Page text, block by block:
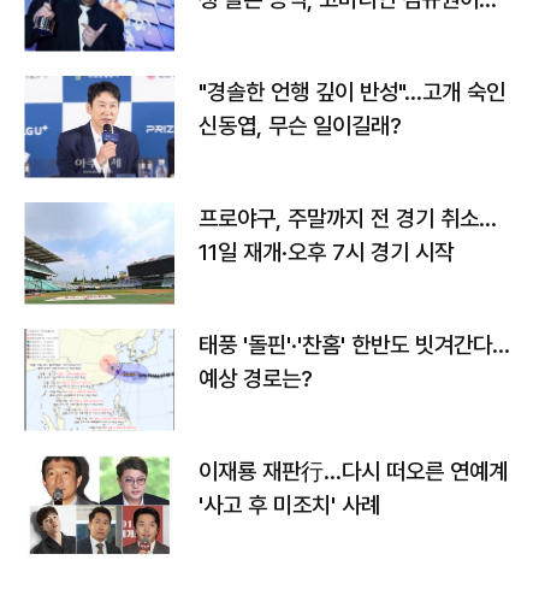
"경솔한 언행 깊이 반성"…고개 숙인
신동엽, 무슨 일이길래?
프로야구, 주말까지 전 경기 취소…
11일 재개·오후 7시 경기 시작
태풍 '돌핀'·'찬홈' 한반도 빗겨간다…
예상 경로는?
이재룡 재판行…다시 떠오른 연예계
'사고 후 미조치' 사례